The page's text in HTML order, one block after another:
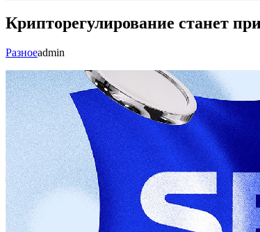
Крипторегулирование станет
Разноеadmin